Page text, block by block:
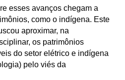
esses avanços chegam a
como o indígena. Este
aproximar, na
os patrimônios
do setor elétrico e indígena
pelo viés da